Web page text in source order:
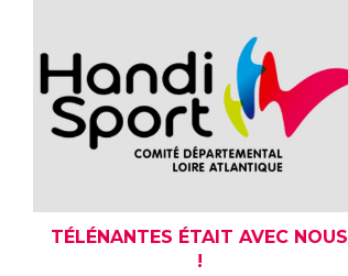
TÉLÉNANTES ÉTAIT AVEC NOUS
!